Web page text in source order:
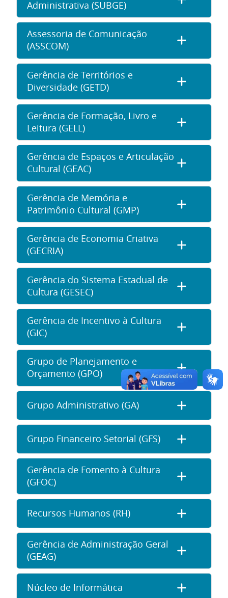
Administrativa (SUBGE)
Assessoria de Comunicação
(ASSCOM)
Gerência de Territórios e
Diversidade (GETD)
Gerência de Formação, Livro e
Leitura (GELL)
Gerência de Espaços e Articulação
Cultural (GEAC)
Gerência de Memória e
Patrimônio Cultural (GMP)
Gerência de Economia Criativa
(GECRIA)
Gerência do Sistema Estadual de
Cultura (GESEC)
Gerência de Incentivo à Cultura
(GIC)
Grupo de Planejamento e
Orçamento (GPO)
Grupo Administrativo (GA)
Grupo Financeiro Setorial (GFS)
Gerência de Fomento à Cultura
(GFOC)
Recursos Humanos (RH)
Gerência de Administração Geral
(GEAG)
Núcleo de Informática